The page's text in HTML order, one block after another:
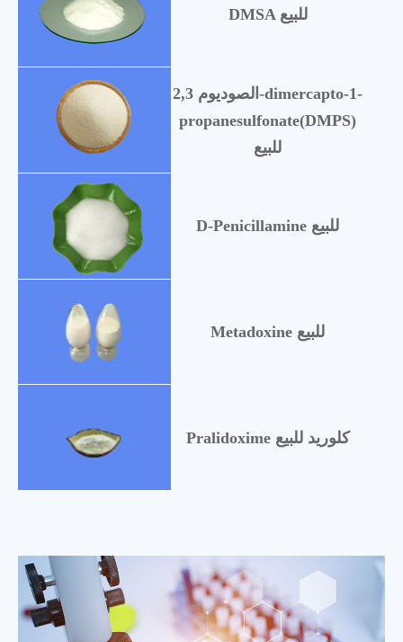
DMSA للبيع
الصوديوم 2,3-dimercapto-1-
propanesulfonate(DMPS)
للبيع
D-Penicillamine للبيع
Metadoxine للبيع
Pralidoxime كلوريد للبيع